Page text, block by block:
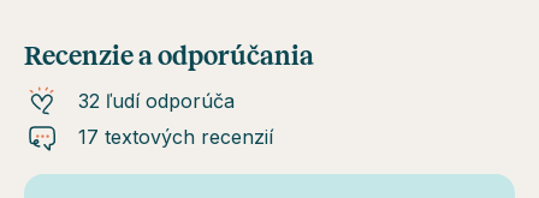
Recenzie a odporúčania
32 ľudí odporúča
17 textových recenzií